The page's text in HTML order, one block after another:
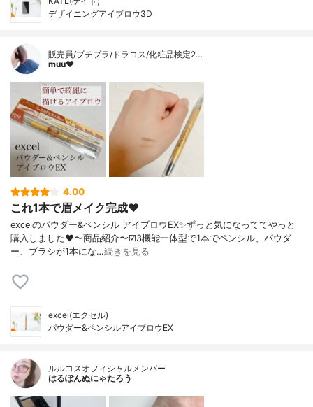
デザイニングアイブロウ3D
販売員/プチプラ/ドラコス/化粧品検定2…
muu❤︎
4.00
これ1本で眉メイク完成❤️
excelのパウダー&ペンシル アイブロウEX✨ずっと気になっててやっと
購入しました❤️〜商品紹介〜☑️3機能一体型で1本でペンシル、パウダ
ー、ブラシが1本にな…続きを見る
excel(エクセル)
パウダー&ペンシルアイブロウEX
ルルコスオフィシャルメンバー
はるぽんぬにゃたろう